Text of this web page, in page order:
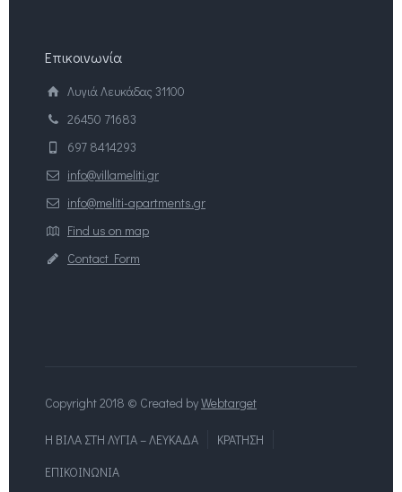
Επικοινωνία
Λυγιά Λευκάδας 31100
26450 71683
697 8414293
info@villameliti.gr
info@meliti-apartments.gr
Find us on map
Contact Form
Copyright 2018 © Created byWebtarget
Η ΒΙΛΑ ΣΤΗ ΛΥΓΙΑ – ΛΕΥΚΑΔΑ
ΚΡΑΤΗΣΗ
ΕΠΙΚΟΙΝΩΝΙΑ